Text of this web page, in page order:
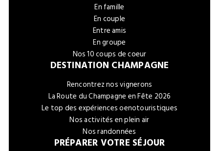
En famille
En couple
Entre amis
En groupe
Nos 10 coups de coeur
DESTINATION CHAMPAGNE
Rencontrez nos vignerons
La Route du Champagne en Fête 2026
Le top des expériences oenotouristiques
Nos activités en plein air
Nos randonnées
PRÉPARER VOTRE SÉJOUR